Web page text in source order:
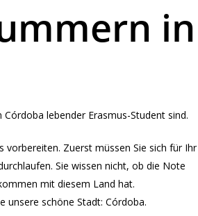
in
lebender Erasmus-Student sind.
vorbereiten. Zuerst müssen Sie sich für Ihr
Sie wissen nicht, ob die Note
mit diesem Land hat.
unsere schöne Stadt: Córdoba.